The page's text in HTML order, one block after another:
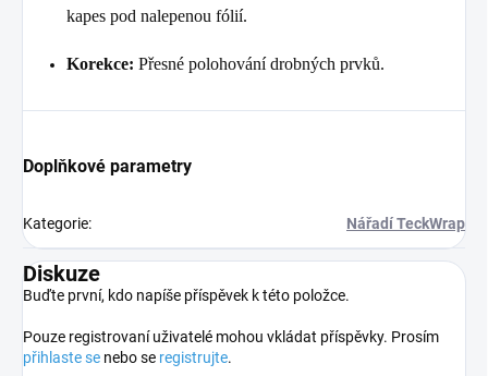
kapes pod nalepenou fólií.
Korekce: Přesné polohování drobných prvků.
Doplňkové parametry
Kategorie: Nářadí TeckWrap
Diskuze
Buďte první, kdo napíše příspěvek k této položce.
Pouze registrovaní uživatelé mohou vkládat příspěvky. Prosím
přihlaste se nebo se registrujte.